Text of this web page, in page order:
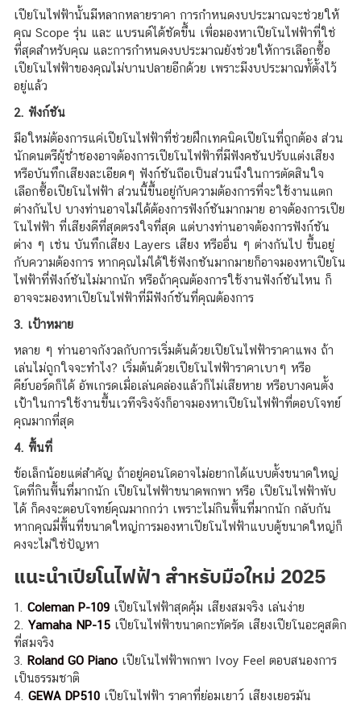
เปียโนไฟฟ้านั้นมีหลากหลายราคา การกำหนดงบประมาณจะช่วยให้
คุณ Scope รุ่น และ แบรนด์ได้ชัดขึ้น เพื่อมองหาเปียโนไฟฟ้าที่ใช่
ที่สุดสำหรับคุณ และการกำหนดงบประมาณยังช่วยให้การเลือกซื้อ
เปียโนไฟฟ้าของคุณไม่บานปลายอีกด้วย เพราะมีงบประมาณทั้ตั้งไว้
อยู่แล้ว
2. ฟังก์ชัน
มือใหม่ต้องการแค่เปียโนไฟฟ้าที่ช่วยฝึกเทคนิคเปียโนที่ถูกต้อง ส่วน
นักดนตรีผู้ช่ำชองอาจต้องการเปียโนไฟฟ้าที่มีฟังคชันปรับแต่งเสียง
หรือบันทึกเสียงละเอียดๆ ฟังก์ชันถือเป็นส่วนนึงในการตัดสินใจ
เลือกซื้อเปียโนไฟฟ้า ส่วนนี้ขึ้นอยู่กับความต้องการที่จะใช้งานแตก
ต่างกันไป บางท่านอาจไม่ได้ต้องการฟังก์ชันมากมาย อาจต้องการเปีย
โนไฟฟ้า ที่เสียงดีที่สุดตรงใจที่สุด แต่บางท่านอาจต้องการฟังก์ชัน
ต่าง ๆ เช่น บันทึกเสียง Layers เสียง หรืออื่น ๆ ต่างกันไป ขึ้นอยู่
กับความต้องการ หากคุณไม่ได้ใช้ฟังกชันมากมายก็อาจมองหาเปียโน
ไฟฟ้าที่ฟังก์ชันไม่มากนัก หรือถ้าคุณต้องการใช้งานฟังก์ชันไหน ก็
อาจจะมองหาเปียโนไฟฟ้าที่มีฟังก์ชันที่คุณต้องการ
3. เป้าหมาย
หลาย ๆ ท่านอาจกังวลกับการเริ่มต้นด้วยเปียโนไฟฟ้าราคาแพง ถ้า
เล่นไม่ถูกใจจะทำไง? เริ่มต้นด้วยเปียโนไฟฟ้าราคาเบาๆ หรือ
คีย์บอร์ดก็ได้ อัพเกรดเมื่อเล่นคล่องแล้วก็ไม่เสียหาย หรือบางคนตั้ง
เป่้าในการใช้งานขึ้นเวทีจริงจังก็อาจมองหาเปียโนไฟฟ้าที่ตอบโจทย์
คุณมากที่สุด
4. พื้นที่
ข้อเล็กน้อยแต่สำคัญ ถ้าอยู่คอนโดอาจไม่อยากได้แบบตั้งขนาดใหญ่
โตที่กินพื้นที่มากนัก เปียโนไฟฟ้าขนาดพกพา หรือ เปียโนไฟฟ้าพับ
ได้ ก็คงจะตอบโจทย์คุณมากกว่า เพราะไม่กินพื้นที่มากนัก กลับกัน
หากคุณมี่พื้นที่ขนาดใหญ่การมองหาเปียโนไฟฟ้าแบบตู้ขนาดใหญ่ก็
คงจะไม่ใช่ปัญหา
แนะนำเปียโนไฟฟ้า สำหรับมือใหม่ 2025
1. Coleman P-109 เปียโนไฟฟ้าสุดคุ้ม เสียงสมจริง เล่นง่าย
2. Yamaha NP-15 เปียโนไฟฟ้าขนาดกะทัดรัด เสียงเปียโนอะคูสติก
ที่สมจริง
3. Roland GO Piano เปียโนไฟฟ้าพกพา Ivoy Feel ตอบสนองการ
เป็นธรรมชาติ
4. GEWA DP510 เปียโนไฟฟ้า ราคาที่ย่อมเยาว์ เสียงเยอรมัน